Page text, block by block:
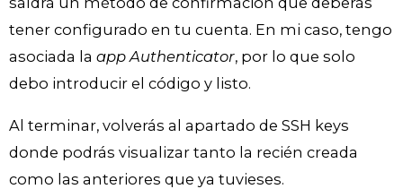
tener configurado en tu cuenta. En mi caso, tengo
asociada la app Authenticator, por lo que solo
debo introducir el código y listo.
Al terminar, volverás al apartado de SSH keys
donde podrás visualizar tanto la recién creada
como las anteriores que ya tuvieses.